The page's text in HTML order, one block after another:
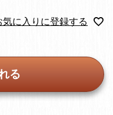
気に入りに登録する
る